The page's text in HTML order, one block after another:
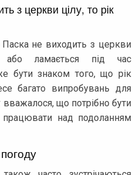
з церкви цілу, то рік
не виходить з церкви
або ламається під час
бути знаком того, що рік
багато випробувань для
що потрібно бути
над подоланням